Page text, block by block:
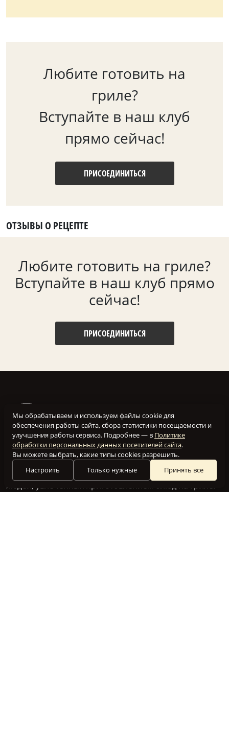
Любите готовить на
гриле?
Вступайте в наш клуб
прямо сейчас!
ПРИСОЕДИНИТЬСЯ
ОТЗЫВЫ О РЕЦЕПТЕ
Любите готовить на гриле?
Вступайте в наш клуб прямо
сейчас!
ПРИСОЕДИНИТЬСЯ
Наш клуб создан для того, чтобы объединить вместе
людей, увлеченных приготовлением блюд на гриле.
Мы обрабатываем и используем файлы cookie для
обеспечения работы сайта, сбора статистики посещаемости и
улучшения работы сервиса. Подробнее — в Политике
обработки персональных данных посетителей сайта.
Вы можете выбрать, какие типы cookies разрешить.
Настроить
Только нужные Принять все